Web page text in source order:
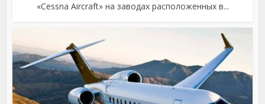
«Cessna Aircraft» на заводах расположенных в...